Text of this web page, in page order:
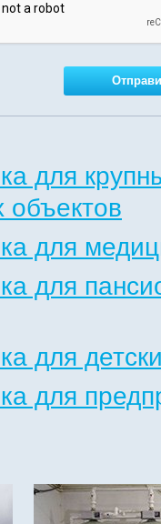
для
объектов
для
для
для
для